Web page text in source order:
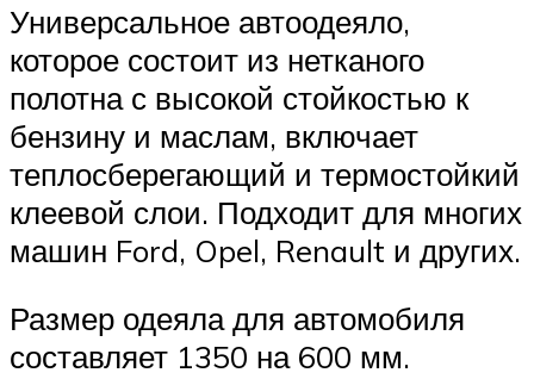
Универсальное автоодеяло,
которое состоит из нетканого
полотна с высокой стойкостью к
бензину и маслам, включает
теплосберегающий и термостойкий
клеевой слои. Подходит для многих
машин Ford, Opel, Renault и других.
Размер одеяла для автомобиля
составляет 1350 на 600 мм.